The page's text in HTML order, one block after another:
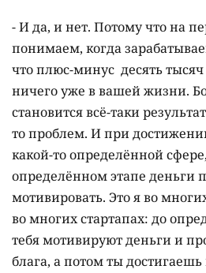
- И да, и нет. Потому что на
понимаем, когда
что плюс-минус десять
ничего уже в вашей жизни.
становится всё-таки
то проблем. И при
какой-то определённой
определённом этапе деньги
мотивировать. Это я во
во многих стартапах: до
тебя мотивируют деньги и
блага, а потом ты